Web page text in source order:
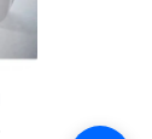
nhãn